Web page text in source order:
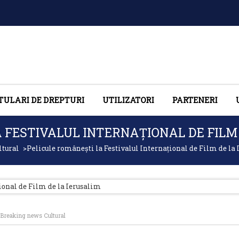
DE DREPTURI UTILIZATORI PARTENERI
FESTIVALUL INTERNAȚIONAL DE
>Pelicule românești la Festivalul Internațional de Film de la
Breaking news Cultural